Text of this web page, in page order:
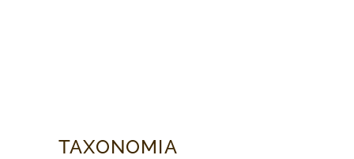
TAXONOMIA